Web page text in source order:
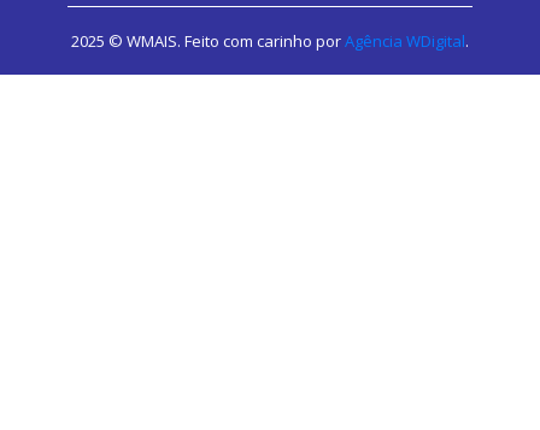
2025 © WMAIS. Feito com carinho porAgência WDigital.